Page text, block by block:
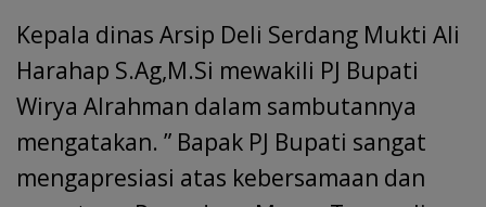
Kepala dinas Arsip Deli Serdang Mukti Ali
Harahap S.Ag,M.Si mewakili PJ Bupati
Wirya Alrahman dalam sambutannya
mengatakan. ” Bapak PJ Bupati sangat
mengapresiasi atas kebersamaan dan